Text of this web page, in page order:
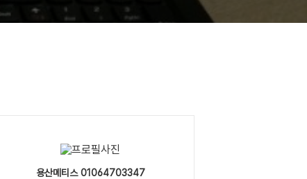
용산메티스 01064703347